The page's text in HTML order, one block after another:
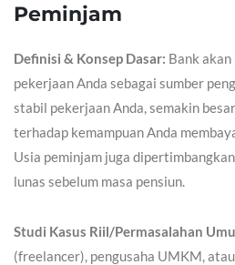
Peminjam
Definisi & Konsep Dasar: Bank
pekerjaan Anda sebagai sumber
stabil pekerjaan Anda, semakin
terhadap kemampuan Anda
Usia peminjam juga
lunas sebelum masa pensiun.
Studi Kasus Riil/Permasalahan
(freelancer), pengusaha UMKM,